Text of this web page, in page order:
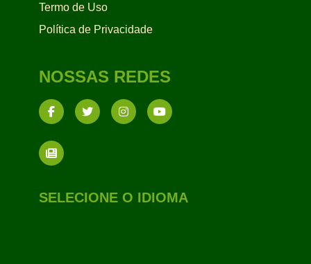
Termo de Uso
Política de Privacidade
NOSSAS REDES
SELECIONE O IDIOMA